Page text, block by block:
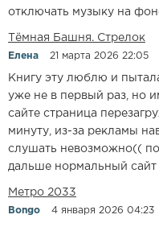
отключать музыку на
​​Тёмная Башня. Стрелок
Елена 21 марта 2026 22:05
Книгу эту люблю и
уже не в первый раз, но
сайте страница
минуту, из-за рекламы
слушать невозможно((
дальше нормальный сайт
Метро 2033
Bongo 4 января 2026 04:23